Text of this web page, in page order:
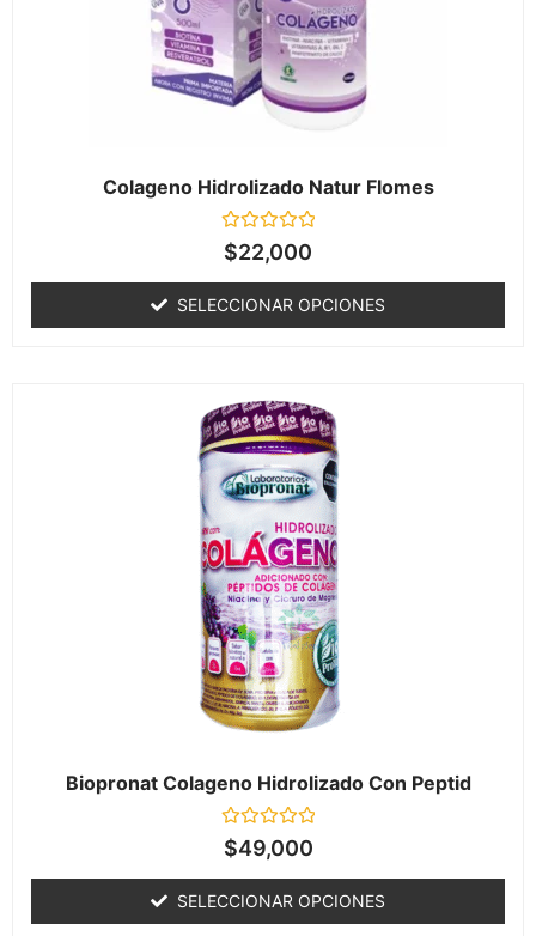
Colageno Hidrolizado Natur Flomes
Valorado
en
de
5
$22,000
SELECCIONAR OPCIONES
Biopronat Colageno Hidrolizado Con Peptid
Valorado
en
de
5
$49,000
SELECCIONAR OPCIONES